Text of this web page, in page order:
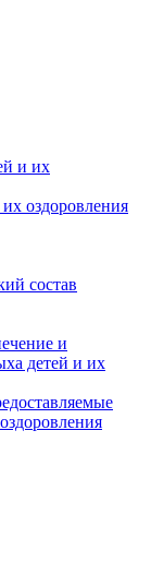
и их
оздоровления
состав
и
детей и их